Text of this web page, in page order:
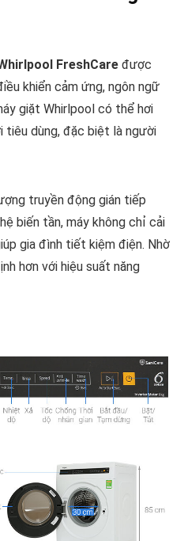
FreshCare được
khiển cảm ứng, ngôn ngữ
giặt Whirlpool có thể hơi
tiêu dùng, đặc biệt là người
truyền động gián tiếp
biến tần, máy không chỉ cải
gia đình tiết kiệm điện. Nhờ
hơn với hiệu suất năng